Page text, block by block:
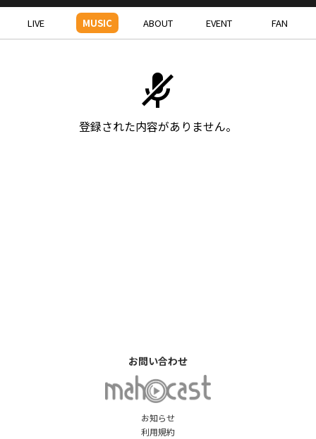
LIVE MUSIC ABOUT EVENT FAN
登録された内容がありません。
お知らせ
利用規約
お問い合わせ